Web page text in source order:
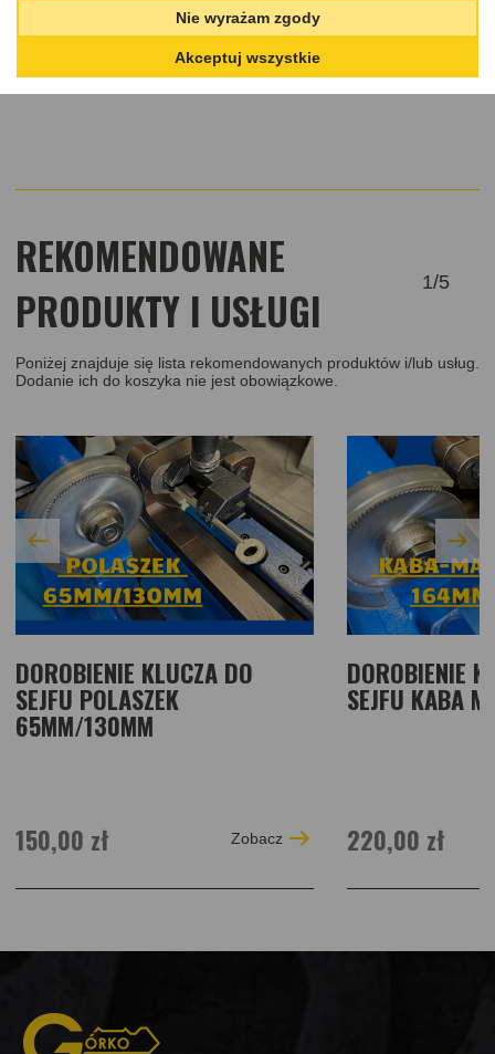
REKOMENDOWANE
PRODUKTY I USŁUGI
1/5
Poniżej znajduje się lista rekomendowanych produktów i/lub usług.
Dodanie ich do koszyka nie jest obowiązkowe.
DOROBIENIE KLUCZA DO
SEJFU POLASZEK
65MM/130MM
150,00 zł Zobacz
DOROBIENIE
SEJFU KABA
220,00 zł
Nie wyrażam zgody
Akceptuj wszystkie